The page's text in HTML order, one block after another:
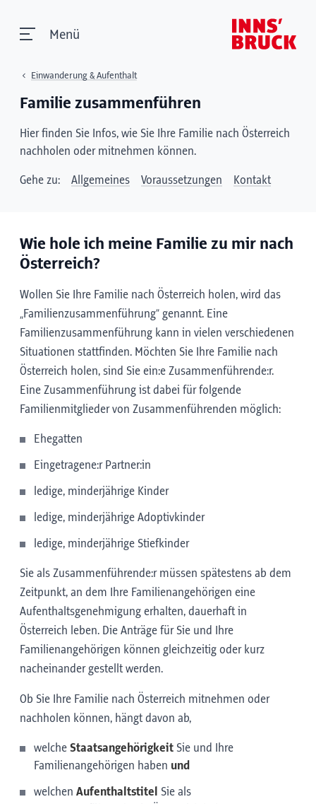
Menü
Einwanderung & Aufenthalt
Familie zusammenführen
Hier finden Sie Infos, wie Sie Ihre Familie nach Österreich
nachholen oder mitnehmen können.
Gehe zu: Allgemeines Voraussetzungen Kontakt
Wie hole ich meine Familie zu mir nach
Österreich?
Wollen Sie Ihre Familie nach Österreich holen, wird das
„Familienzusammenführung“ genannt. Eine
Familienzusammenführung kann in vielen verschiedenen
Situationen stattfinden. Möchten Sie Ihre Familie nach
Österreich holen, sind Sie ein:e Zusammenführende:r.
Eine Zusammenführung ist dabei für folgende
Familienmitglieder von Zusammenführenden möglich:
Ehegatten
Eingetragene:r Partner:in
ledige, minderjährige Kinder
ledige, minderjährige Adoptivkinder
ledige, minderjährige Stiefkinder
Sie als Zusammenführende:r müssen spätestens ab dem
Zeitpunkt, an dem Ihre Familienangehörigen eine
Aufenthaltsgenehmigung erhalten, dauerhaft in
Österreich leben. Die Anträge für Sie und Ihre
Familienangehörigen können gleichzeitig oder kurz
nacheinander gestellt werden.
Ob Sie Ihre Familie nach Österreich mitnehmen oder
nachholen können, hängt davon ab,
welche Staatsangehörigkeit Sie und Ihre
Familienangehörigen haben und
welchen Aufenthaltstitel Sie als